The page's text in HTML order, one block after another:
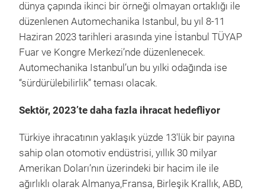
dünya çapında ikinci bir örneği olmayan ortaklığı ile
düzenlenen Automechanika Istanbul, bu yıl 8-11
Haziran 2023 tarihleri arasında yine İstanbul TÜYAP
Fuar ve Kongre Merkezi’nde düzenlenecek.
Automechanika Istanbul’un bu yılki odağında ise
“sürdürülebilirlik” teması olacak.
Sektör, 2023’te daha fazla ihracat hedefliyor
Türkiye ihracatının yaklaşık yüzde 13'lük bir payına
sahip olan otomotiv endüstrisi, yıllık 30 milyar
Amerikan Doları’nın üzerindeki bir hacim ile ile
ağırlıklı olarak Almanya,Fransa, Birleşik Krallık, ABD,